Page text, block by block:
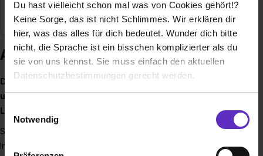
Du hast vielleicht schon mal was von Cookies gehört!?
Keine Sorge, das ist nicht Schlimmes. Wir erklären dir
hier, was das alles für dich bedeutet. Wunder dich bitte
nicht, die Sprache ist ein bisschen komplizierter als du
sie von uns kennst. Sie muss einfach den aktuellen
Datenschutzbestimmungen gerecht werden.
Notwendig
Branche Logistik / Verkehr
Ausbildung bei Terra Sped GmbH
Die TERRA-SPED GmbH ist Ihr zuverlässiger, schneller
und kompetenter Partner für die Bereiche Spedition und
Logistik.
Seit 1995 beweisen wir, dass wir unser Geschäft verstehen!
In Nordrhein-Westfalen zählen wir zu den gefragtesten